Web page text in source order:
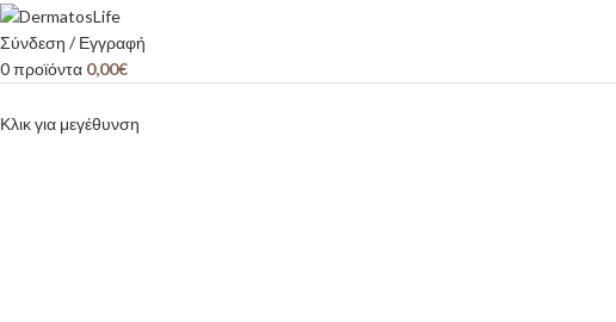
Σύνδεση / Εγγραφή
0προϊόντα 0,00€
Κλικ για μεγέθυνση